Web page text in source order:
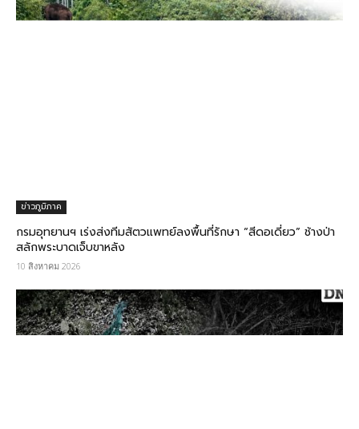
ข่าวภูมิภาค
กรมอุทยานฯ เร่งส่งทีมสัตวแพทย์ลงพื้นที่รักษา “สีดอเดี่ยว” ช้างป่า
สลักพระบาดเจ็บขาหลัง
10 สิงหาคม 2026